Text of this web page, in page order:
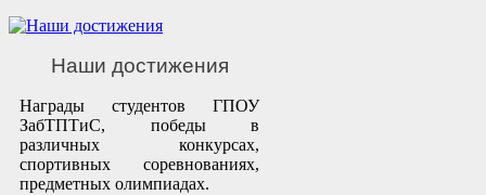
Наши достижения
Награды студентов ГПОУ
ЗабТПТиС, победы в
различных конкурсах,
спортивных соревнованиях,
предметных олимпиадах.